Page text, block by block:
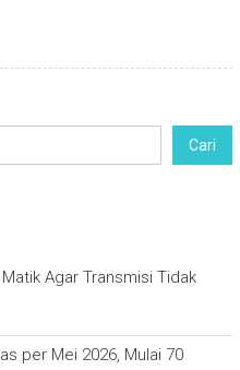
Cari
Agar Transmisi Tidak
per Mei 2026, Mulai 70